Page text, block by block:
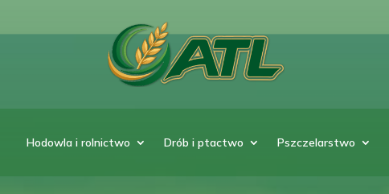
Hodowla i rolnictwo Drób i ptactwo Pszczelarstwo